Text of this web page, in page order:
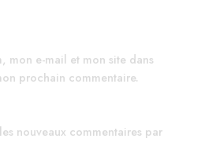
mon e-mail et mon site dans
prochain commentaire.
nouveaux commentaires par